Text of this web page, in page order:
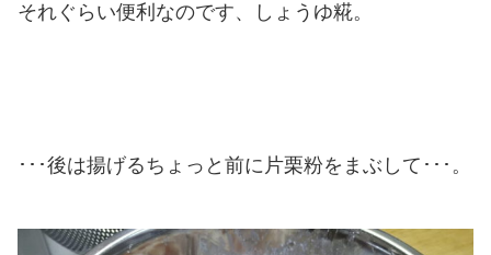
それぐらい便利なのです、しょうゆ糀。
･･･後は揚げるちょっと前に片栗粉をまぶして･･･。